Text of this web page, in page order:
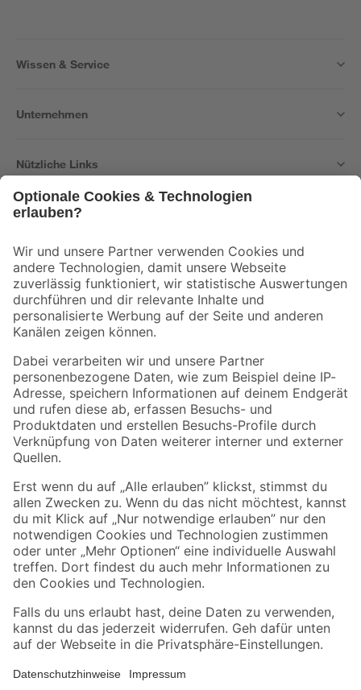
Wissen & Service
Unternehmen
Nützliche Links
Der toom Newsletter: Keine Angebote und Aktionen mehr verpassen!
Zur Newsletter Anmeldung
Folge uns
Zahlungsarten Versandarten
Sicher einkaufen
Jetzt die toom-App herunterladen
Alle Preisangaben in EUR inkl. gesetzl. MwSt.. Die dargestellten Angebote sind unter
Umständen nicht in allen Märkten verfügbar. Die angegebenen Verfügbarkeiten beziehen
Produkte nur solange der Vorrat reicht.
*Paketversand ab 59 € versandkostenfrei, gilt nicht für Artikel mit Speditionsversand, hier